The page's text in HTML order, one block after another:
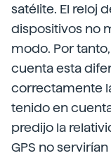
satélite. El reloj
dispositivos no
modo. Por
cuenta esta
correctamente
tenido en
predijo la
GPS no